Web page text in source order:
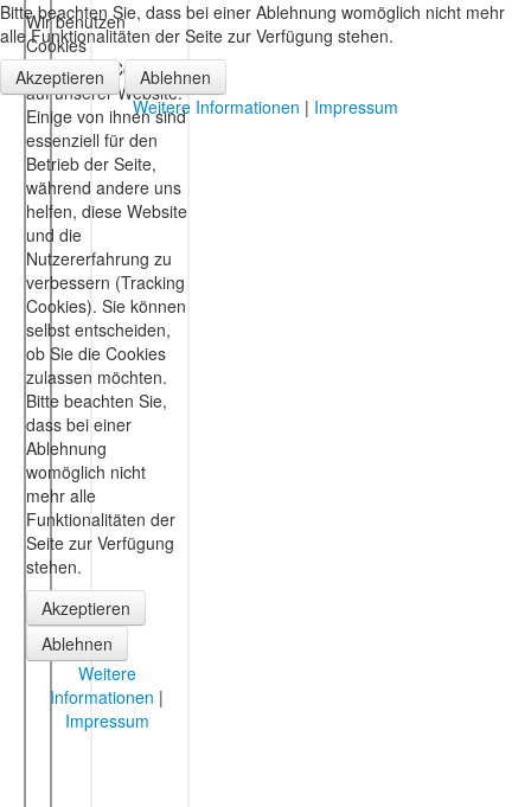
Bitte beachten Sie, dass bei einer Ablehnung womöglich nicht mehr
alle Funktionalitäten der Seite zur Verfügung stehen.
Akzeptieren
Ablehnen
Weitere Informationen | Impressum